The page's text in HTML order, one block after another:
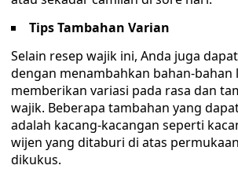
Tips Tambahan Varian
Selain resep wajik ini, Anda juga
dengan menambahkan bahan-bahan
memberikan variasi pada rasa dan
wajik. Beberapa tambahan yang
adalah kacang-kacangan seperti
wijen yang ditaburi di atas
dikukus.